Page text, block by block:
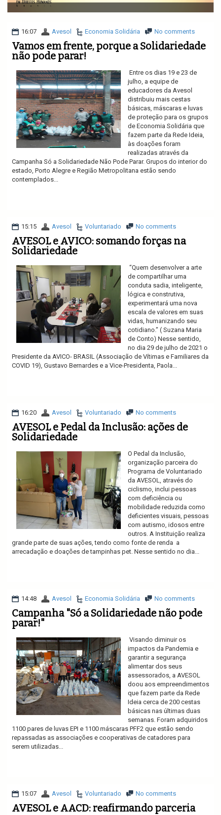
v
i
a
i
16:07 Avesol Economia Solidária No comments
Vamos em frente, porque a Solidariedade
não pode parar!
Entre os dias 19 e 23 de
julho, a equipe de
educadores da Avesol
distribuiu mais cestas
básicas, máscaras e luvas
de proteção para os grupos
de Economia Solidária que
fazem parte da Rede Ideia,
às doações foram
realizadas através da
Campanha Só a Solidariedade Não Pode Parar. Grupos do interior do
estado, Porto Alegre e Região Metropolitana estão sendo
contemplados...
15:15 Avesol Voluntariado No comments
AVESOL e AVICO: somando forças na
Solidariedade
“Quem desenvolver a arte
de compartilhar uma
conduta sadia, inteligente,
lógica e construtiva,
experimentará uma nova
escala de valores em suas
vidas, humanizando seu
cotidiano.” ( Suzana Maria
de Conto) Nesse sentido,
no dia 29 de julho de 2021 o
Presidente da AVICO- BRASIL (Associação de Vítimas e Familiares da
COVID 19), Gustavo Bernardes e a Vice-Presidenta, Paola...
16:20 Avesol Voluntariado No comments
AVESOL e Pedal da Inclusão: ações de
Solidariedade
O Pedal da Inclusão,
organização parceira do
Programa de Voluntariado
da AVESOL, através do
ciclismo, inclui pessoas
com deficiência ou
mobilidade reduzida como
deficientes visuais, pessoas
com autismo, idosos entre
outros. A Instituição realiza
grande parte de suas ações, tendo como fonte de renda a
arrecadação e doações de tampinhas pet. Nesse sentido no dia...
14:48 Avesol Economia Solidária No comments
Campanha "Só a Solidariedade não pode
parar!"
Visando diminuir os
impactos da Pandemia e
garantir a segurança
alimentar dos seus
assessorados, a AVESOL
doou aos empreendimentos
que fazem parte da Rede
Ideia cerca de 200 cestas
básicas nas últimas duas
semanas. Foram adquiridos
1100 pares de luvas EPI e 1100 máscaras PFF2 que estão sendo
repassadas as associações e cooperativas de catadores para
serem utilizadas...
15:07 Avesol Voluntariado No comments
AVESOL e AACD: reafirmando parceria